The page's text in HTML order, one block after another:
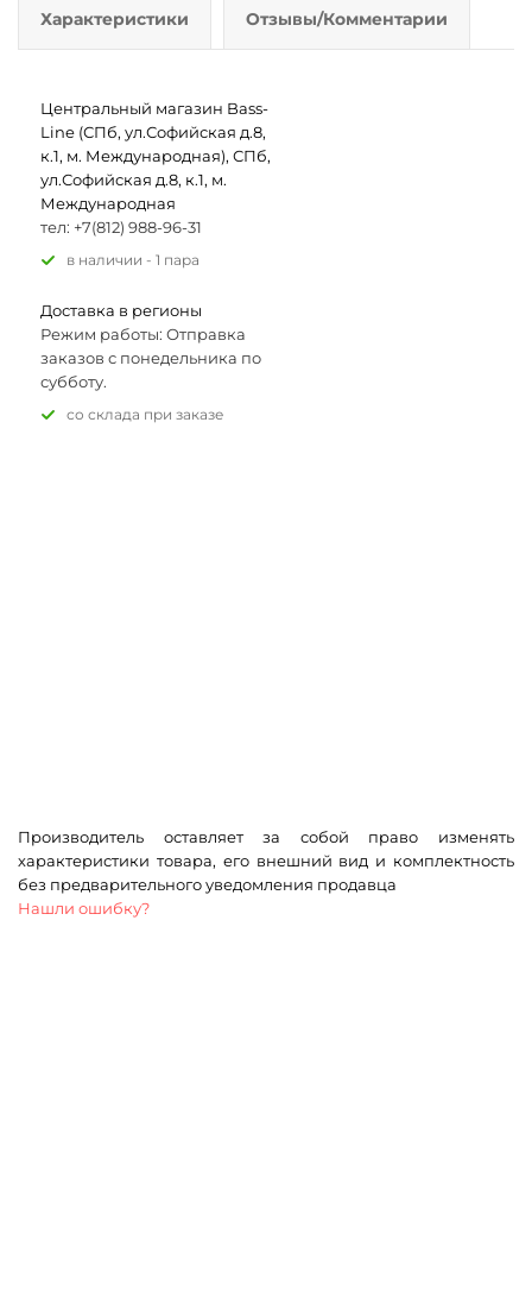
Характеристики Отзывы/Комментарии
Центральный магазин Bass-
Line (СПб, ул.Софийская д.8,
к.1, м. Международная), СПб,
ул.Софийская д.8, к.1, м.
Международная
тел: +7(812) 988-96-31
В наличии - 1 пара
Доставка в регионы
Режим работы: Отправка
заказов с понедельника по
субботу.
Со склада при заказе
Производитель оставляет за собой право изменять
характеристики товара, его внешний вид и комплектность
без предварительного уведомления продавца
Нашли ошибку?